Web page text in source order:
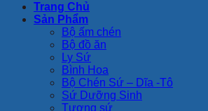
Trang Chủ
Sản Phẩm
Bộ ấm chén
Bộ đồ ăn
Ly Sứ
Bình Hoa
Bộ Chén Sứ – Dĩa -Tô
Sứ Dưỡng Sinh
Tượng sứ